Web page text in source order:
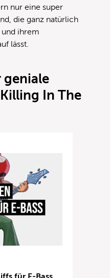
nur eine super
die ganz natürlich
und ihrem
lässt.
geniale
In The